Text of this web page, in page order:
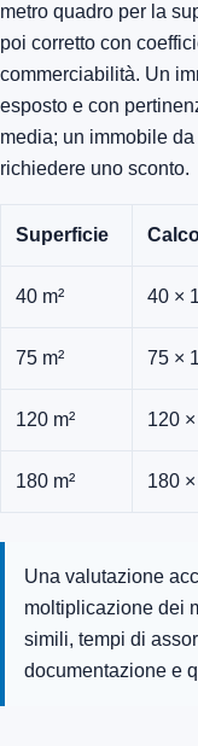
metro quadro per la
poi corretto con
commerciabilità. Un
esposto e con
media; un immobile
richiedere uno sconto.
Superficie
40 m² 40 ×
75 m² 75 ×
120 m² 120
180 m² 180
Una valutazione
moltiplicazione dei
simili, tempi di
documentazione e